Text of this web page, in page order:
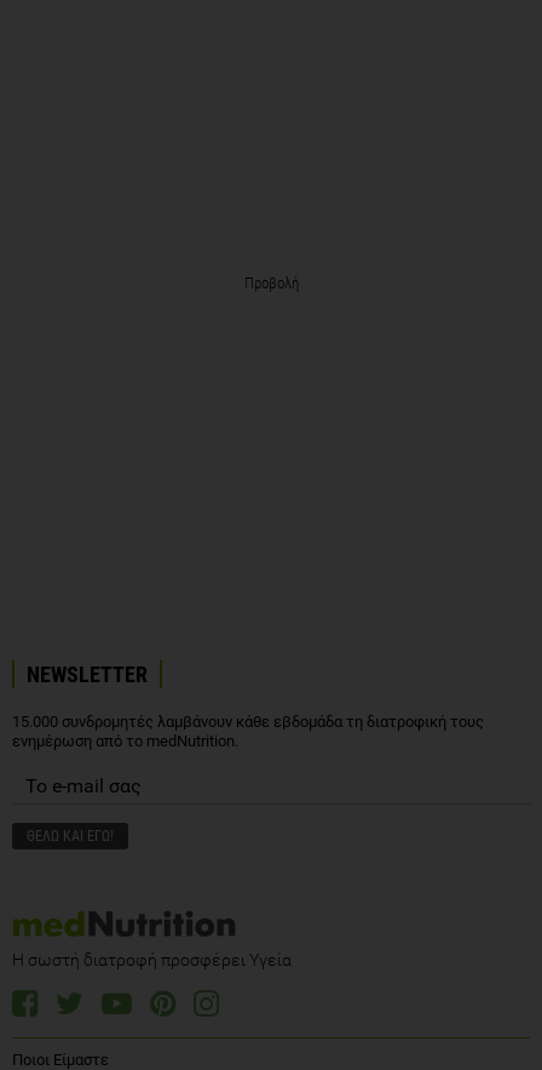
Προβολή
NEWSLETTER
15.000 συνδρομητές λαμβάνουν κάθε εβδομάδα τη διατροφική τους
ενημέρωση από το medNutrition.
Η σωστή διατροφή προσφέρει Υγεία
Ποιοι Είμαστε